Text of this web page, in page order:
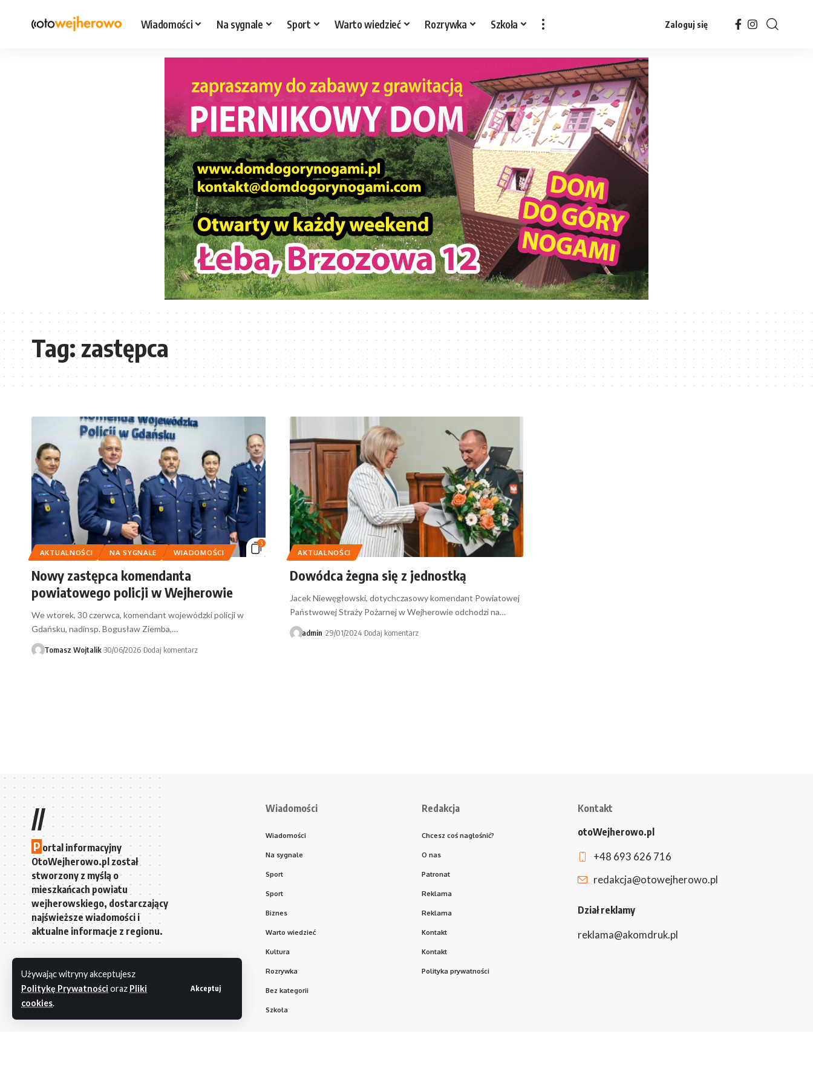
Używając witryny akceptujesz
Politykę Prywatności oraz Pliki
cookies.
Akceptuj
Wiadomości Na sygnale Sport Warto wiedzieć Rozrywka Szkoła Zaloguj się
Tag:zastępca
3
AKTUALNOŚCI NA SYGNALE WIADOMOŚCI
Nowy zastępca komendanta
powiatowego policji w Wejherowie
We wtorek, 30 czerwca, komendant wojewódzki policji w
Gdańsku, nadinsp. Bogusław Ziemba,…
Tomasz Wojtalik 30/06/2026 Dodaj komentarz
AKTUALNOŚCI
Dowódca żegna się z jednostką
Jacek Niewęgłowski, dotychczasowy komendant Powiatowej
Państwowej Straży Pożarnej w Wejherowie odchodzi na…
admin 29/01/2024 Dodaj komentarz
//
P ortal informacyjny
OtoWejherowo.pl został
stworzony z myślą o
mieszkańcach powiatu
wejherowskiego, dostarczający
najświeższe wiadomości i
aktualne informacje z regionu.
Wiadomości
Wiadomości
Na sygnale
Sport
Sport
Biznes
Warto wiedzieć
Kultura
Rozrywka
Bez kategorii
Szkoła
Redakcja
Chcesz coś nagłośnić?
O nas
Patronat
Reklama
Reklama
Kontakt
Kontakt
Polityka prywatności
Kontakt
otoWejherowo.pl
+48 693 626 716
redakcja@otowejherowo.pl
Dział reklamy
reklama@akomdruk.pl